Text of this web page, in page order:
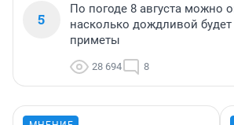
5
По погоде 8 августа можно
насколько дождливой
приметы
28 694 8